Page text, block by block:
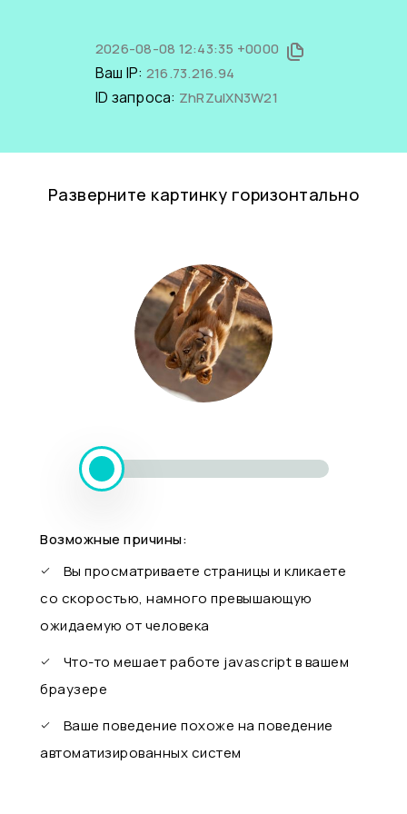
2026-08-08 12:43:35 +0000
Ваш IP: 216.73.216.94
ID запроса: ZhRZulXN3W21
Разверните картинку горизонтально
Возможные причины:
Вы просматриваете страницы и кликаете
со скоростью, намного превышающую
ожидаемую от человека
Что-то мешает работе javascript в вашем
браузере
Ваше поведение похоже на поведение
автоматизированных систем